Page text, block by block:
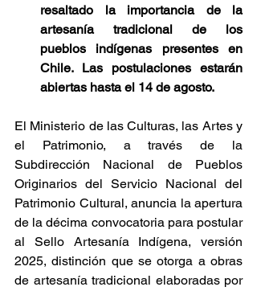
resaltado la importancia de la
artesanía tradicional de los
pueblos indígenas presentes en
Chile. Las postulaciones estarán
abiertas hasta el 14 de agosto.
El Ministerio de las Culturas, las Artes y
el Patrimonio, a través de la
Subdirección Nacional de Pueblos
Originarios del Servicio Nacional del
Patrimonio Cultural, anuncia la apertura
de la décima convocatoria para postular
al Sello Artesanía Indígena, versión
2025, distinción que se otorga a obras
de artesanía tradicional elaboradas por